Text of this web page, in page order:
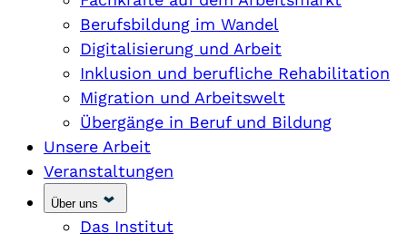
Berufsbildung im Wandel
Digitalisierung und Arbeit
Inklusion und berufliche Rehabilitation
Migration und Arbeitswelt
Übergänge in Beruf und Bildung
Unsere Arbeit
Veranstaltungen
Über uns
Das Institut